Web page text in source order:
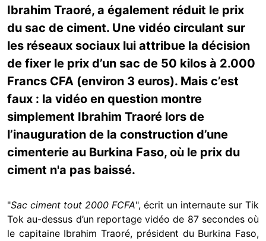
Ibrahim Traoré, a également réduit le prix
du sac de ciment. Une vidéo circulant sur
les réseaux sociaux lui attribue la décision
de fixer le prix d’un sac de 50 kilos à 2.000
Francs CFA (environ 3 euros). Mais c’est
faux : la vidéo en question montre
simplement Ibrahim Traoré lors de
l’inauguration de la construction d’une
cimenterie au Burkina Faso, où le prix du
ciment n'a pas baissé.
"Sac ciment tout 2000 FCFA", écrit un internaute sur Tik
Tok au-dessus d’un reportage vidéo de 87 secondes où
le capitaine Ibrahim Traoré, président du Burkina Faso,